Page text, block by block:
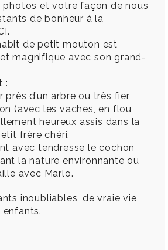
photos et votre façon de nous
de bonheur à la
de petit mouton est
magnifique avec son grand-
:
près d’un arbre ou très fier
(avec les vaches, en flou
heureux assis dans la
frère chéri.
avec tendresse le cochon
la nature environnante ou
avec Marlo.
inoubliables, de vraie vie,